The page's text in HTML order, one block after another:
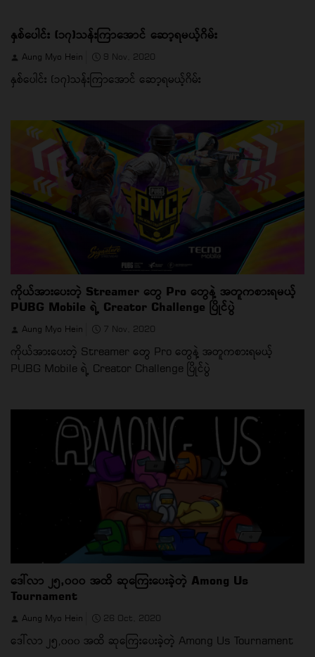
နှစ်ပေါင်း (၁၇)သန်းကြာအောင် ဆော့ရမယ့်ဂိမ်း
Aung Myo Hein 9 Nov, 2020
နှစ်ပေါင်း (၁၇)သန်းကြာအောင် ဆော့ရမယ့်ဂိမ်း
ကိုယ်အားပေးတဲ့ Streamer တွေ Pro တွေနဲ့ အတူကစားရမယ့်
PUBG Mobile ရဲ့ Creator Challenge ပြိုင်ပွဲ
Aung Myo Hein 7 Nov, 2020
ကိုယ်အားပေးတဲ့ Streamer တွေ Pro တွေနဲ့ အတူကစားရမယ့်
PUBG Mobile ရဲ့ Creator Challenge ပြိုင်ပွဲ
ဒေါ်လာ ၂၅,၀၀၀ အထိ ဆုကြေးပေးခဲ့တဲ့ Among Us
Tournament
Aung Myo Hein 26 Oct, 2020
ဒေါ်လာ ၂၅,၀၀၀ အထိ ဆုကြေးပေးခဲ့တဲ့ Among Us Tournament